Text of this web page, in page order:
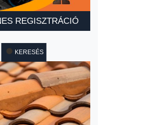
REGISZTRÁCIÓ
KERESÉS